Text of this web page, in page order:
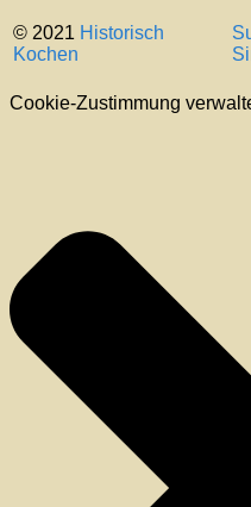
© 2021 Historisch
Kochen
Cookie-Zustimmung